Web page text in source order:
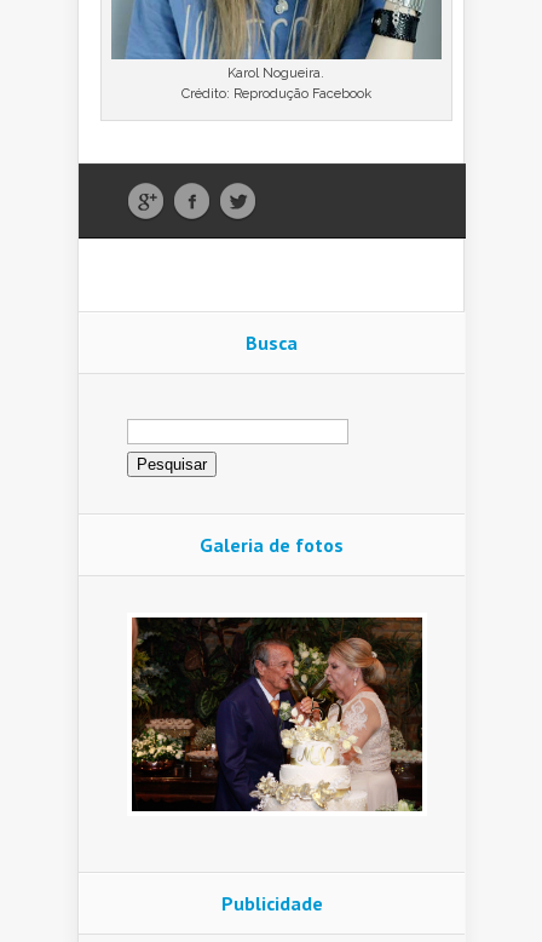
Karol Nogueira.
Crédito: Reprodução Facebook
Busca
Pesquisar
por:
Galeria de fotos
Publicidade